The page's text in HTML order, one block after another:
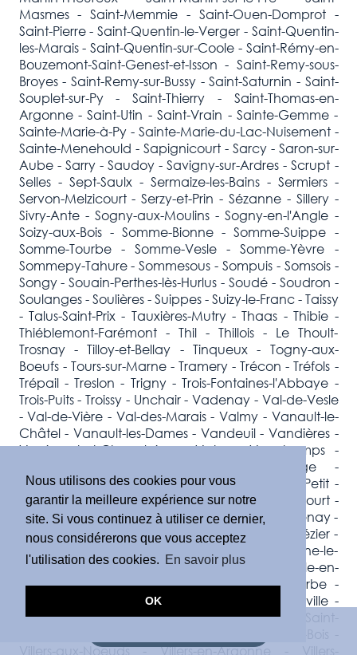
Nous utilisons des cookies pour vous
garantir la meilleure expérience sur notre
site. Si vous continuez à utiliser ce dernier,
nous considérerons que vous acceptez
l'utilisation des cookies. En savoir plus
OK
Masmes - Saint-Memmie - Saint-Ouen-Domprot -
Saint-Pierre - Saint-Quentin-le-Verger - Saint-Quentin-
les-Marais - Saint-Quentin-sur-Coole - Saint-Rémy-en-
Bouzemont-Saint-Genest-et-Isson - Saint-Remy-sous-
Broyes - Saint-Remy-sur-Bussy - Saint-Saturnin - Saint-
Souplet-sur-Py - Saint-Thierry - Saint-Thomas-en-
Argonne - Saint-Utin - Saint-Vrain - Sainte-Gemme -
Sainte-Marie-à-Py - Sainte-Marie-du-Lac-Nuisement -
Sainte-Menehould - Sapignicourt - Sarcy - Saron-sur-
Aube - Sarry - Saudoy - Savigny-sur-Ardres - Scrupt -
Selles - Sept-Saulx - Sermaize-les-Bains - Sermiers -
Servon-Melzicourt - Serzy-et-Prin - Sézanne - Sillery -
Sivry-Ante - Sogny-aux-Moulins - Sogny-en-l'Angle -
Soizy-aux-Bois - Somme-Bionne - Somme-Suippe -
Somme-Tourbe - Somme-Vesle - Somme-Yèvre -
Sommepy-Tahure - Sommesous - Sompuis - Somsois -
Songy - Souain-Perthes-lès-Hurlus - Soudé - Soudron -
Soulanges - Soulières - Suippes - Suizy-le-Franc - Taissy
- Talus-Saint-Prix - Tauxières-Mutry - Thaas - Thibie -
Thiéblemont-Farémont - Thil - Thillois - Le Thoult-
Trosnay - Tilloy-et-Bellay - Tinqueux - Togny-aux-
Boeufs - Tours-sur-Marne - Tramery - Trécon - Tréfols -
Trépail - Treslon - Trigny - Trois-Fontaines-l'Abbaye -
Trois-Puits - Troissy - Unchair - Vadenay - Val-de-Vesle
- Val-de-Vière - Val-des-Marais - Valmy - Vanault-le-
Châtel - Vanault-les-Dames - Vandeuil - Vandières -
Vassimont-et-Chapelaine - Vatry - Vauchamps -
Vauciennes - Vauclerc - Vaudemange -
Vaudesincourt - Vavray-le-Grand - Vavray-le-Petit -
Vélye - Ventelay - Venteuil - Verdon - Vernancourt -
Verneuil - Verrières - Vert-Toulon - Vertus - Verzenay -
Verzy - Vésigneul-sur-Marne - La Veuve - Le Vézier -
Le Vieil-Dampierre - Vienne-la-Ville - Vienne-le-
Château - Ville-Dommange - Ville-en-Selve - Ville-en-
Tardenois - La Ville-sous-Orbais - Ville-sur-Tourbe -
Villeneuve-la-Lionne - La Villeneuve-lès-Charleville -
Villeneuve-Renneville-Chevigny - Villeneuve-Saint-
Villers-aux-Noeuds - Villers-en-Argonne - Villers-